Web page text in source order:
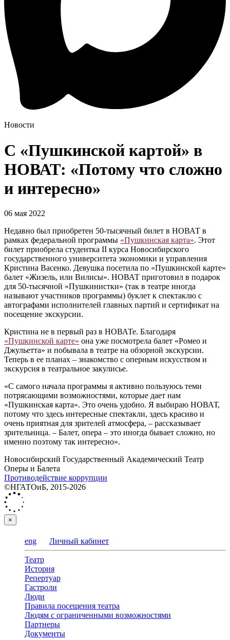
Новости
С «Пушкинской картой» в
НОВАТ: «Потому что сложно
и интересно»
06 мая 2022
Недавно был приобретен 50-тысячный билет в НОВАТ в
рамках федеральной программы «Пушкинская карта». Этот
билет приобрела студентка II курса Новосибирского
государственного университета экономики и управления
Кристина Васенко. Девушка посетила по «Пушкинской карте»
балет «Жизель, или Вилисы». НОВАТ приготовил в подарок
для 50-тысячной «Пушкинистки» (так в театре иногда
называют участников программы) буклет к спектаклю с
автографами исполнителей главных партий и сертификат на
посещение экскурсии.
Кристина не в первый раз в НОВАТе. Благодаря
«Пушкинской карте» она уже посмотрела балет «Ромео и
Джульетта» и побывала в театре на обзорной экскурсии.
Теперь в ее планах – знакомство с оперным искусством и
экскурсия в театральное закулисье.
«С самого начала программы я активно пользуюсь теми
потрясающими возможностями, которые дает нам
«Пушкинская карта». Это очень удобно. Я выбираю НОВАТ,
потому что здесь интересные спектакли, здесь красиво и
очень приятная для зрителей атмосфера, – рассказывает
зрительница. – Балет, опера – это иногда бывает сложно, но
именно поэтому так интересно».
Новосибирский Государственный Академический Театр
Оперы и Балета
Противодействие коррупции
©НГАТОиБ, 2015-2026
×
eng Личный кабинет
Театр
История
Репертуар
Гастроли
Люди
Правила посещения театра
Людям с ограниченными возможностями
Партнеры
Документы